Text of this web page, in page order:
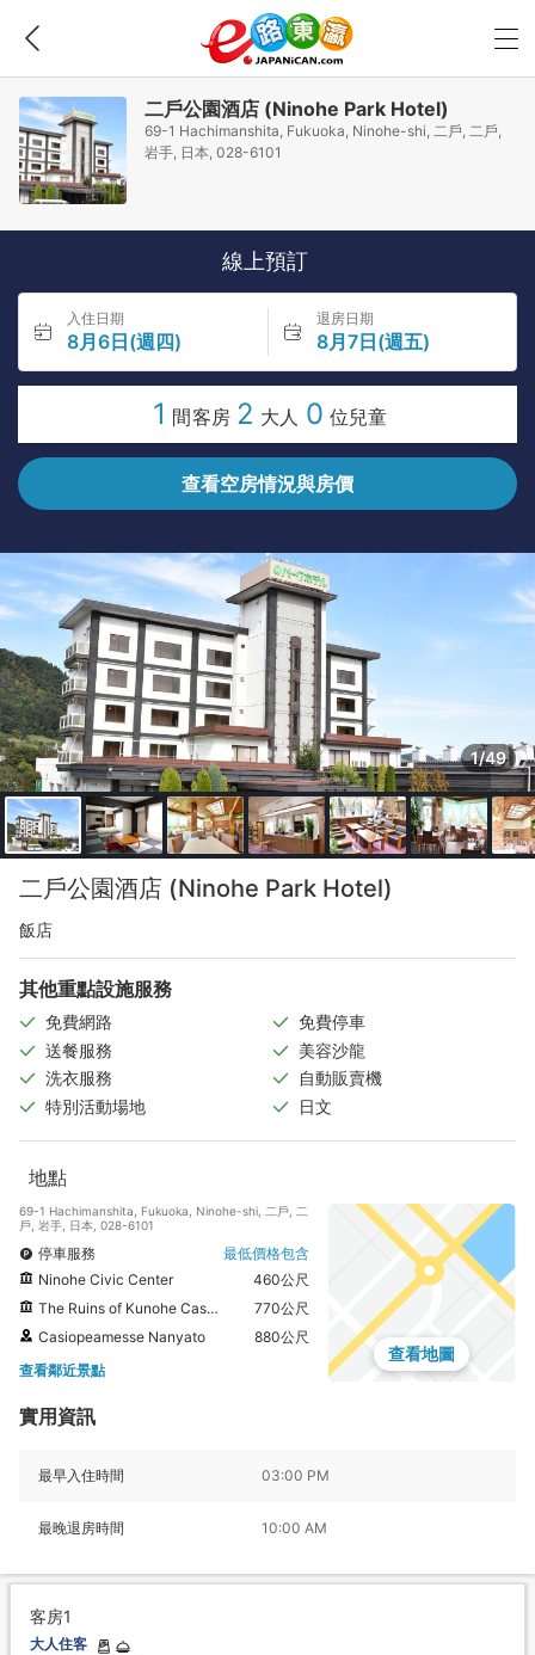
二戶公園酒店 (Ninohe Park Hotel)
69-1 Hachimanshita, Fukuoka, Ninohe-shi, 二戶, 二戶,
岩手, 日本, 028-6101
線上預訂
入住日期
8月6日(週四)
退房日期
8月7日(週五)
1 間客房 2 大人 0 位兒童
查看空房情況與房價
1/49
二戶公園酒店 (Ninohe Park Hotel)
飯店
其他重點設施服務
免費網路
免費停車
送餐服務
美容沙龍
洗衣服務
自動販賣機
特別活動場地
日文
地點
69-1 Hachimanshita, Fukuoka, Ninohe-shi, 二戶, 二
戶, 岩手, 日本, 028-6101
停車服務
最低價格包含
Ninohe Civic Center
460公尺
The Ruins of Kunohe Castle
770公尺
Casiopeamesse Nanyato
880公尺
查看鄰近景點
查看地圖
實用資訊
最早入住時間 03:00 PM
最晚退房時間 10:00 AM
客房1
大人住客